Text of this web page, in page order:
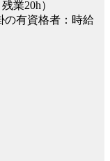
業20h）
の有資格者：時給